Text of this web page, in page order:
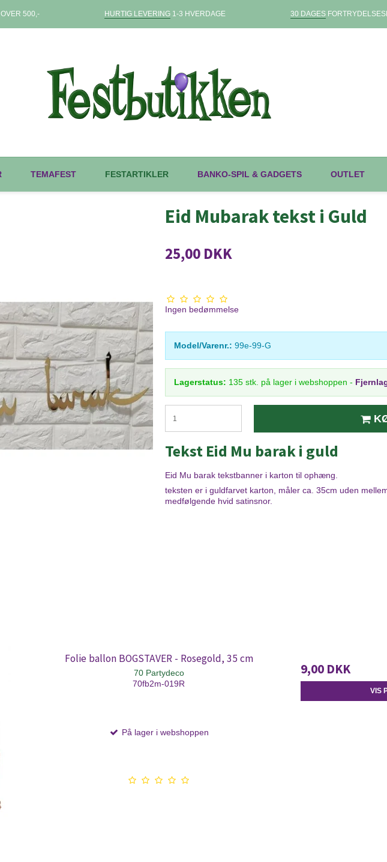
500,- HURTIG LEVERING1-3 HVERDAGE 30 DAGES
TEMAFEST FESTARTIKLER BANKO-SPIL & GADGETS OUTLET
Eid Mubarak tekst i Guld
25,00 DKK
Ingen bedømmelse
Model/Varenr.: 99e-99-G
Lagerstatus: 135 stk. på lager i webshoppen -
Tekst Eid Mu barak i guld
Eid Mu barak tekstbanner i karton til ophæng.
teksten er i guldfarvet karton, måler ca. 35cm uden
medfølgende hvid satinsnor.
Folie ballon BOGSTAVER - Rosegold, 35 cm
70 Partydeco
70fb2m-019R
På lager i webshoppen
9,00 DKK
VIS